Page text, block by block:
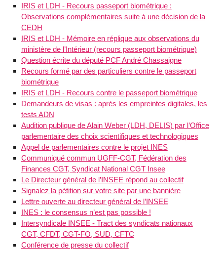
IRIS et LDH - Recours passeport biométrique :
Observations complémentaires suite à une décision de la
CEDH
IRIS et LDH - Mémoire en réplique aux observations du
ministère de l’Intérieur (recours passeport biométrique)
Question écrite du député PCF André Chassaigne
Recours formé par des particuliers contre le passeport
biométrique
IRIS et LDH - Recours contre le passeport biométrique
Demandeurs de visas : après les empreintes digitales, les
tests ADN
Audition publique de Alain Weber (LDH, DELIS) par l’Office
parlementaire des choix scientifiques et technologiques
Appel de parlementaires contre le projet INES
Communiqué commun UGFF-CGT, Fédération des
Finances CGT, Syndicat National CGT Insee
Le Directeur général de l’INSEE répond au collectif
Signalez la pétition sur votre site par une bannière
Lettre ouverte au directeur général de l’INSEE
INES : le consensus n’est pas possible !
Intersyndicale INSEE - Tract des syndicats nationaux
CGT, CFDT, CGT-FO, SUD, CFTC
Conférence de presse du collectif